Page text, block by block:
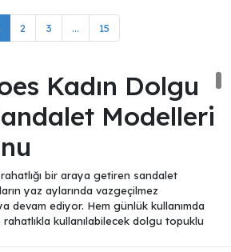
2 3 ... 15
Kadın Dolgu
Modelleri
rahatlığı bir araya getiren sandalet
yaz aylarında vazgeçilmez
devam ediyor. Hem günlük kullanımda
kullanılabilecek dolgu topuklu